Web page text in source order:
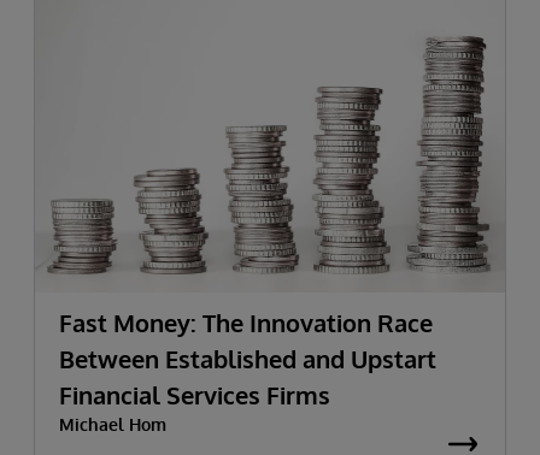
Fast Money: The Innovation Race
Between Established and Upstart
Financial Services Firms
Michael Hom